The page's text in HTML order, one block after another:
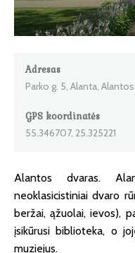
Adresas
Parko g. 5, Alanta,
GPS koordinatės
55.346707, 25.325221
Alantos dvaras.
neoklasicistiniai dvaro
beržai, ąžuolai, ievos),
įsikūrusi biblioteka, o
muziejus.